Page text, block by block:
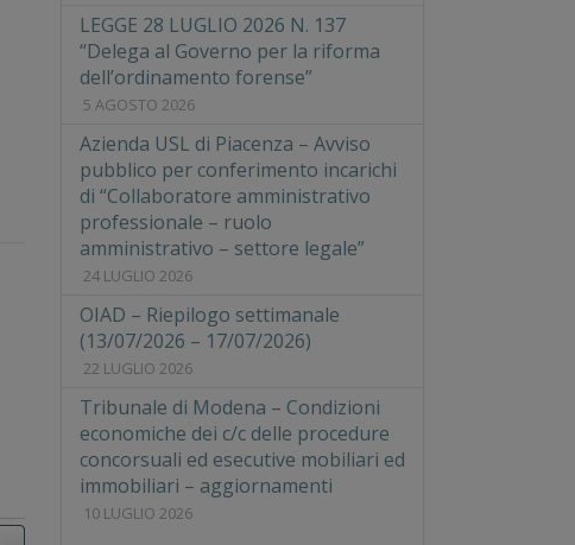
LEGGE 28 LUGLIO 2026 N. 137
“Delega al Governo per la riforma
dell’ordinamento forense”
5 AGOSTO 2026
Azienda USL di Piacenza – Avviso
pubblico per conferimento incarichi
di “Collaboratore amministrativo
professionale – ruolo
amministrativo – settore legale”
24 LUGLIO 2026
OIAD – Riepilogo settimanale
(13/07/2026 – 17/07/2026)
22 LUGLIO 2026
Tribunale di Modena – Condizioni
economiche dei c/c delle procedure
concorsuali ed esecutive mobiliari ed
immobiliari – aggiornamenti
10 LUGLIO 2026